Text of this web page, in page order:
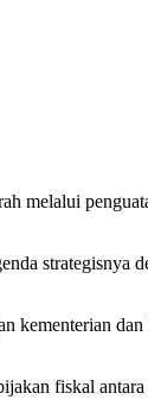
melalui
strategisnya
dan
fiskal antara